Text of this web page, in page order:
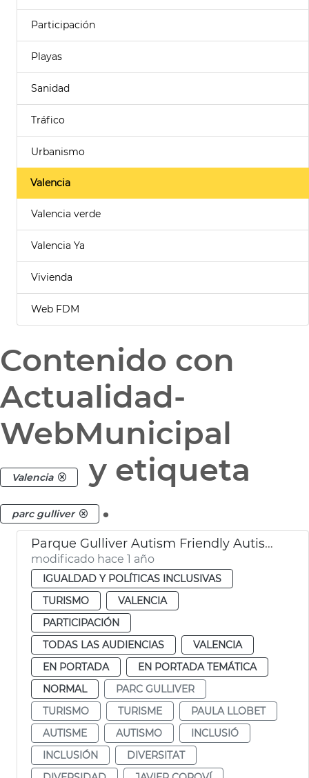
Participación
Playas
Sanidad
Tráfico
Urbanismo
Valencia
Valencia verde
Valencia Ya
Vivienda
Web FDM
Contenido con
Actualidad-
WebMunicipal
Valencia y etiqueta
parc gulliver .
Parque Gulliver Autism Friendly Autismo València
modificado hace 1 año
IGUALDAD Y POLÍTICAS INCLUSIVAS
TURISMO
VALENCIA
PARTICIPACIÓN
TODAS LAS AUDIENCIAS
VALENCIA
EN PORTADA
EN PORTADA TEMÁTICA
NORMAL
PARC GULLIVER
TURISMO
TURISME
PAULA LLOBET
AUTISME
AUTISMO
INCLUSIÓ
INCLUSIÓN
DIVERSITAT